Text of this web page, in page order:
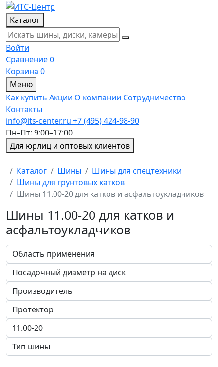
Каталог
Войти
Сравнение0
Корзина 0
Меню
Как купить Акции О компании Сотрудничество
Контакты
info@its-center.ru +7 (495) 424-98-90
Пн–Пт: 9:00–17:00
Для юрлиц и оптовых клиентов
Главная
Каталог Шины
Шины для спецтехники
Шины для грунтовых катков
Шины 11.00-20 для катков и асфальтоукладчиков
Шины 11.00-20 для катков и
асфальтоукладчиков